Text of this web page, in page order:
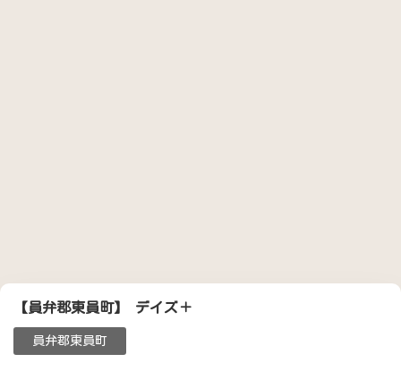
【員弁郡東員町】 デイズ＋
員弁郡東員町